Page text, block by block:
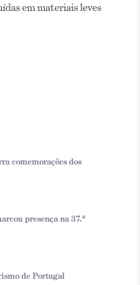
em materiais leves
comemorações dos
presença na 37.ª
de Portugal